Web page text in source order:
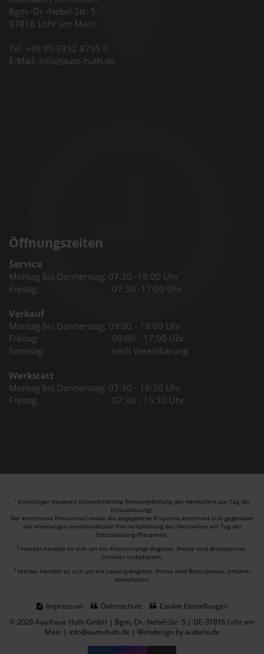
Bgm.-Dr.-Nebel-Str. 5
97816 Lohr am Main
Tel. +49 (0) 9352 8795 0
E-Mail: info@auto-huth.de
Öffnungszeiten
Service
Montag bis Donnerstag: 07:30 -18:00 Uhr
Freitag: 07:30 -17:00 Uhr
Verkauf
Montag bis Donnerstag: 09:00 - 18:00 Uhr
Freitag: 09:00 - 17:00 Uhr
Samstag nach Vereinbarung
Werkstatt
Montag bis Donnerstag: 07:30 - 16:30 Uhr
Freitag: 07:30 - 15:30 Uhr
1 Ehemaliger Neupreis (Unverbindliche Preisempfehlung des Herstellers am Tag der
Erstzulassung).
Der errechnete Preisvorteil sowie die angegebene Ersparnis errechnet sich gegenüber
der ehemaligen unverbindlichen Preisempfehlung des Herstellers am Tag der
Erstzulassung (Neupreis).
2 Hierbei handelt es sich um ein Finanzierungs-Angebot. Preise sind Bruttopreise.
Irrtümer vorbehalten.
3 Hierbei handelt es sich um ein Leasing-Angebot. Preise sind Bruttopreise. Irrtümer
vorbehalten.
Impressum Datenschutz
Cookie Einstellungen
© 2026 Autohaus Huth GmbH | Bgm.-Dr.-Nebel-Str. 5 | DE-97816 Lohr am
Main | info@auto-huth.de | Webdesign by audaris.de